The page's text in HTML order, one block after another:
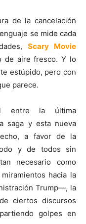
de la cancelación
se mide cada
Scary Movie
de aire fresco. Y lo
estúpido, pero con
parece.
entre la última
saga y esta nueva
a favor de la
y de todos sin
necesario como
hacia la
Trump—, la
ciertos discursos
golpes en